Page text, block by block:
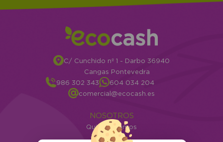
C/ Cunchido nº 1 - Darbo 36940
Cangas Pontevedra
986 302 343
604 034 204
comercial@ecocash.es
NOSOTROS
Quiénes somos
Info